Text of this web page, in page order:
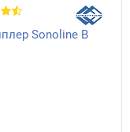
Sonoline B